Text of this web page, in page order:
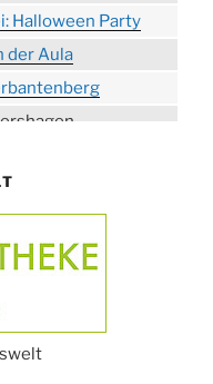
Halloween Party
der Aula
Tollitäten
Männerchor
Ehrenmal
Oberbantenberger